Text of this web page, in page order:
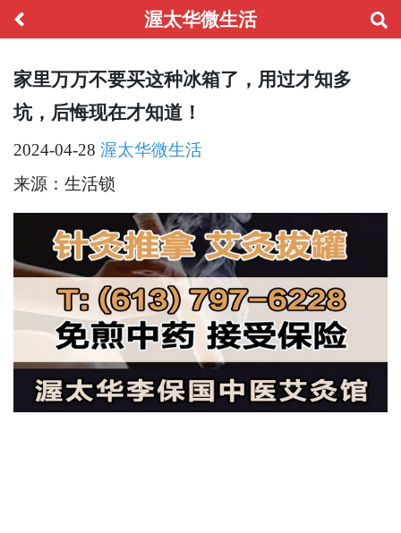
渥太华微生活
家里万万不要买这种冰箱了，用过才知多
坑，后悔现在才知道！
2024-04-28 渥太华微生活
来源：生活锁